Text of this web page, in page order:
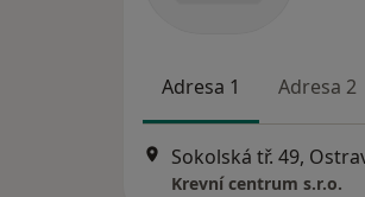
Adresa 1 Adresa 2
Sokolská tř. 49,
Krevní centrum s.r.o.